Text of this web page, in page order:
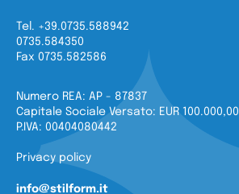
Tel. +39.0735.588942
0735.584350
Fax 0735.582586
Numero REA: AP - 87837
Capitale Sociale Versato: EUR 100.000,00
P.IVA: 00404080442
Privacy policy
info@stilform.it